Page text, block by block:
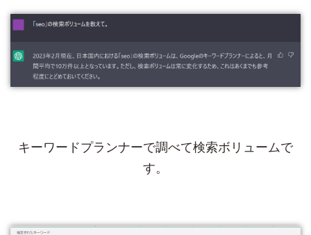
キーワードプランナーで調べて検索ボリュームで
す。